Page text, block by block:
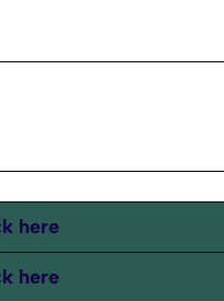
here
here